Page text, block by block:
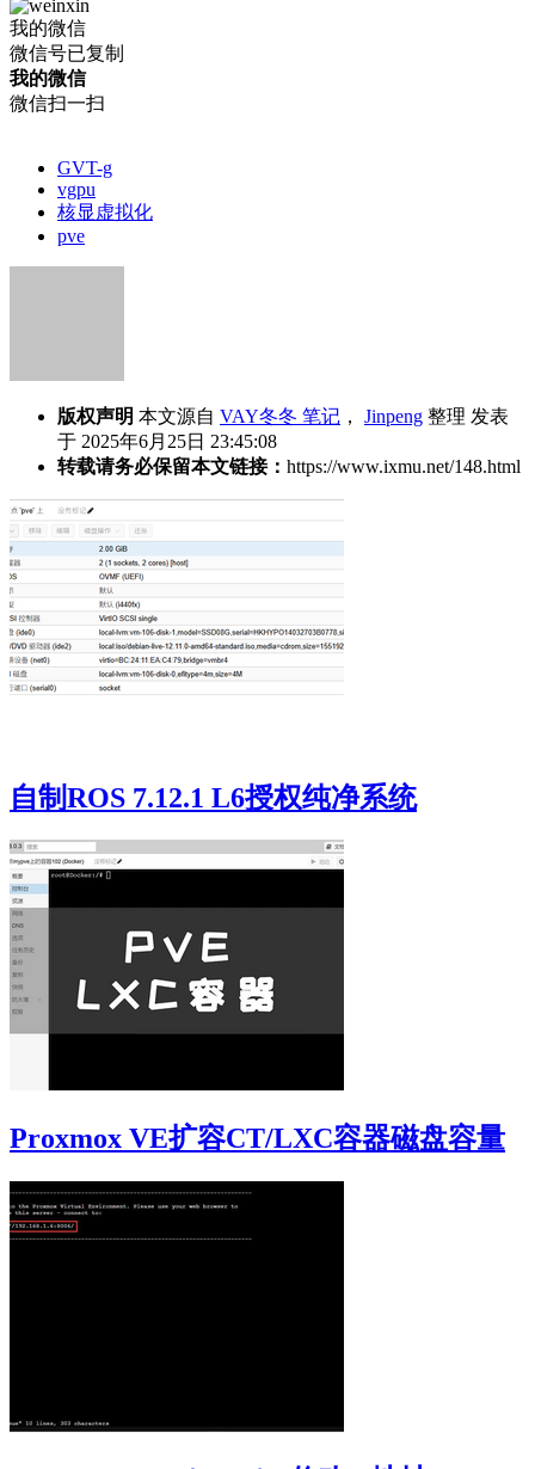
我的微信
微信号已复制
我的微信
微信扫一扫
GVT-g
vgpu
核显虚拟化
pve
版权声明 本文源自 VAY冬冬 笔记 ， Jinpeng 整理 发表
于 2025年6月25日 23:45:08
转载请务必保留本文链接： https://www.ixmu.net/148.html
自制ROS 7.12.1 L6授权纯净系统
Proxmox VE扩容CT/LXC容器磁盘容量